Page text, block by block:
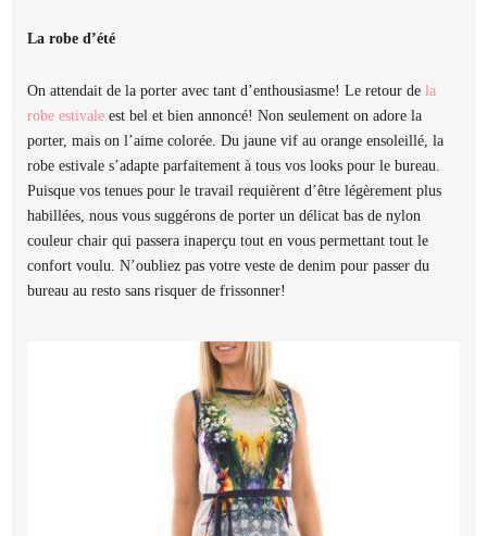
La robe d’été
On attendait de la porter avec tant d’enthousiasme! Le retour de la
robe estivale est bel et bien annoncé! Non seulement on adore la
porter, mais on l’aime colorée. Du jaune vif au orange ensoleillé, la
robe estivale s’adapte parfaitement à tous vos looks pour le bureau.
Puisque vos tenues pour le travail requièrent d’être légèrement plus
habillées, nous vous suggérons de porter un délicat bas de nylon
couleur chair qui passera inaperçu tout en vous permettant tout le
confort voulu. N’oubliez pas votre veste de denim pour passer du
bureau au resto sans risquer de frissonner!